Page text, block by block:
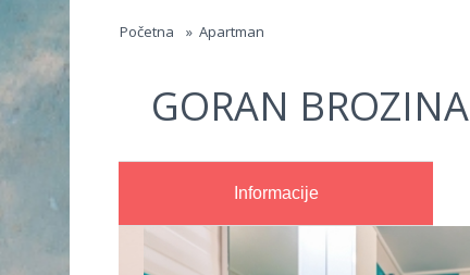
Jump to navigation
Početna » Apartman
GORAN BROZINA
Informacije